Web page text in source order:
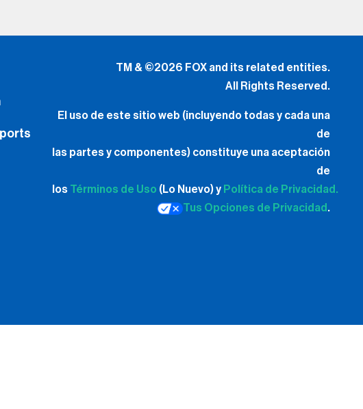
TM & ©2026 FOX and its related entities.
All Rights Reserved.
El uso de este sitio web (incluyendo todas y cada una
de
las partes y componentes) constituye una aceptación
de
los Términos de Uso (Lo Nuevo) y Política de Privacidad.
Tus Opciones de Privacidad .